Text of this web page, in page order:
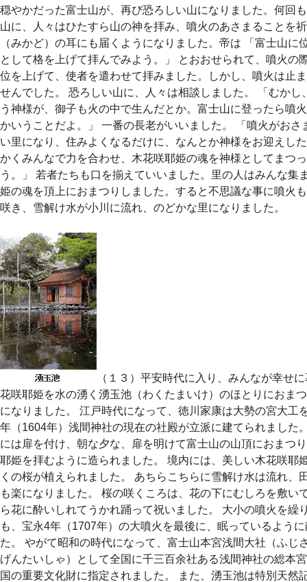
穏やかだった富士山が、再び恐ろしい山になりました。何回
山に、人々はひたすら山の神を拝み、噴火のあさまることを
（みかど）の耳にも届くようになりました。帝は 「富士山に
として格を上げて拝んでみよう。」 とおおせられて、噴火の
位を上げて、使者を遣わせて拝みました。しかし、噴火は止
せんでした。 恐ろしい山に、人々は相談しました。 「むかし
う神様が、御子も火の中で生んだとか。富士山に登ったら噴
かいうことだよ。」 一番の長老がいいました。 「噴火がおさ
い里になり、住みよくなるだけに、なんとか神様をお迎えし
かくみんなで力を合わせ、木花咲耶姫の魂を神様としてまつ
う。」 若者たちも口を揃えていいました。里の人はみんな集
姫の魂を頂上におまつりしました。すると不思議な事に噴火
咲き、雪解け水が小川に流れ、のどかな里になりました。
（１３）平安時代に入り、みんなが幸せ
花咲耶姫を水の湧く湧玉池（わくたまいけ）のほとりにおま
になりました。 江戸時代になって、徳川家康は大勢の宮大工
年（1604年）浅間神社の現在の社殿が立派に建てられました
には扉を付け、朝な夕な、扉を明けて富士山の山頂におまつ
耶姫を拝むように造られました。 境内には、美しい木花咲耶
くの桜が植えられました。 あちらこちらに雪解け水は流れ、
も楽になりました。 桜の咲くころは、花の下にむしろを敷い
ら花に酔いしれてうかれ踊って祝いました。 大小の噴火を繰
も、宝永4年（1707年）の大噴火を最後に、眠っているよう
た。 やがて昭和の時代になって、富士山本宮浅間大社（ふじ
げんたいしゃ）として全国に千三百余社ある浅間神社の総本
国の重要文化財に指定されました。 また、湧玉池は特別天然